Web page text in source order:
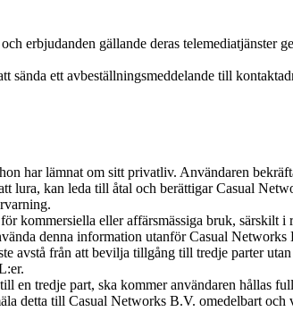
erbjudanden gällande deras telemediatjänster
ett avbeställningsmeddelande till
har lämnat om sitt privatliv. Användaren
lura, kan leda till åtal och berättigar Casual
kommersiella eller affärsmässiga bruk, särskilt
denna information utanför Casual Networks
avstå från att bevilja tillgång till tredje parter
tredje part, ska kommer användaren hållas
detta till Casual Networks B.V. omedelbart